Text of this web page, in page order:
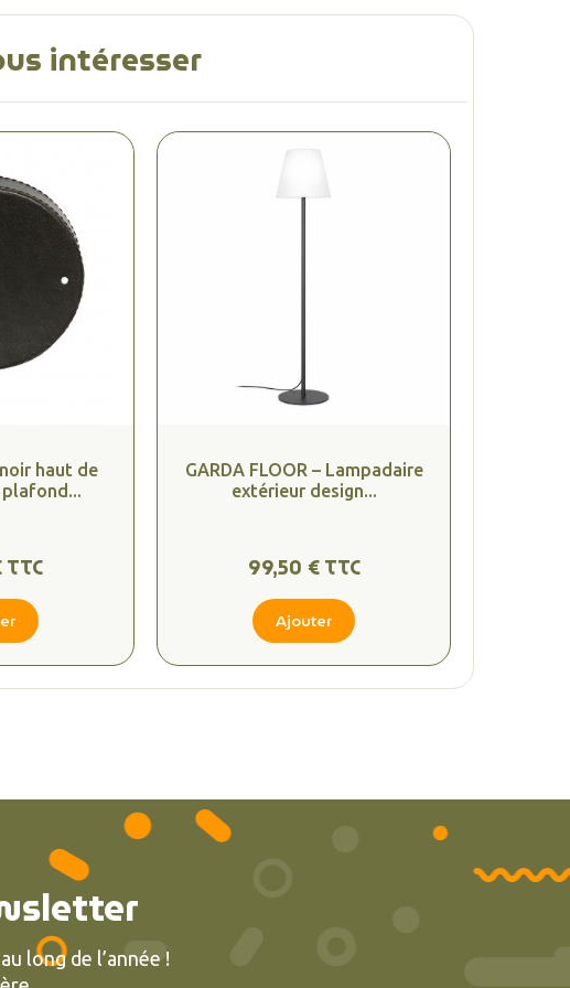
intéresser
haut de
GARDA FLOOR – Lampadaire
extérieur design...
99,50 € TTC
Ajouter
long de l’année !